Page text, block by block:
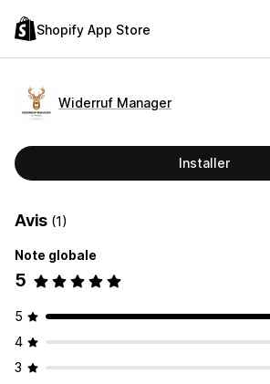
Shopify App Store
Widerruf Manager
Installer
Avis (1)
Note globale
5
5
4
3